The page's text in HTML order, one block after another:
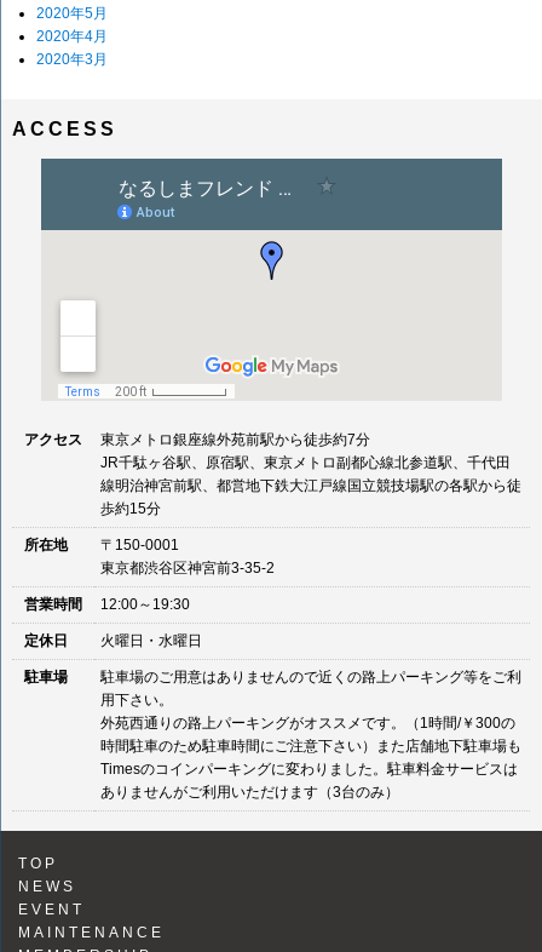
2020年5月
2020年4月
2020年3月
ACCESS
アクセス
東京メトロ銀座線外苑前駅から徒歩約7分
JR千駄ヶ谷駅、原宿駅、東京メトロ副都心線北参道駅、千代田
線明治神宮前駅、都営地下鉄大江戸線国立競技場駅の各駅から徒
歩約15分
所在地
〒150-0001
東京都渋谷区神宮前3-35-2
営業時間 12:00～19:30
定休日 火曜日・水曜日
駐車場
駐車場のご用意はありませんので近くの路上パーキング等をご利
用下さい。
外苑西通りの路上パーキングがオススメです。（1時間/￥300の
時間駐車のため駐車時間にご注意下さい）また店舗地下駐車場も
Timesのコインパーキングに変わりました。駐車料金サービスは
ありませんがご利用いただけます（3台のみ）
TOP
NEWS
EVENT
MAINTENANCE